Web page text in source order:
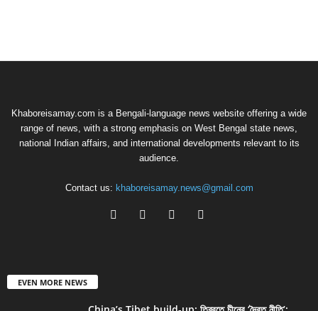
Khaboreisamay.com is a Bengali-language news website offering a wide
range of news, with a strong emphasis on West Bengal state news,
national Indian affairs, and international developments relevant to its
audience.
Contact us: khaboreisamay.news@gmail.com
EVEN MORE NEWS